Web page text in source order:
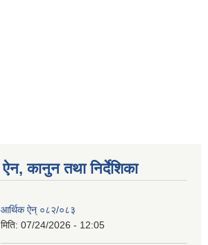
ऐन, कानुन तथा निर्देशिका
आर्थिक ऐन् ०८२/०८३
मिति: 07/24/2026 - 12:05